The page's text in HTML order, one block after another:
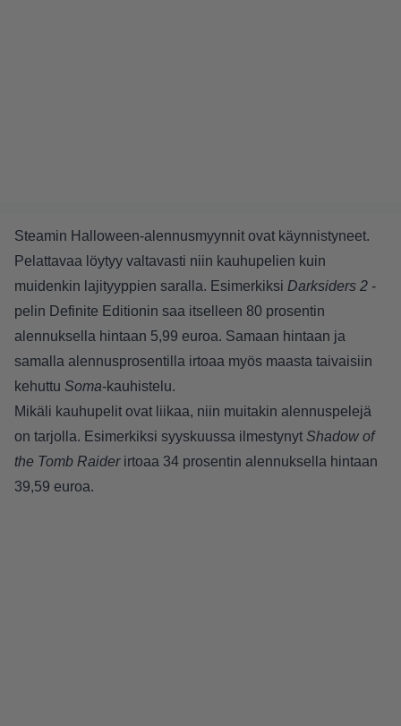
Steamin Halloween-alennusmyynnit ovat käynnistyneet.
Pelattavaa löytyy valtavasti niin kauhupelien kuin
muidenkin lajityyppien saralla. Esimerkiksi Darksiders 2 -
pelin Definite Editionin saa itselleen 80 prosentin
alennuksella hintaan 5,99 euroa. Samaan hintaan ja
samalla alennusprosentilla irtoaa myös maasta taivaisiin
kehuttu Soma-kauhistelu.
Mikäli kauhupelit ovat liikaa, niin muitakin alennuspelejä
on tarjolla. Esimerkiksi syyskuussa ilmestynyt Shadow of
the Tomb Raiderirtoaa 34 prosentin alennuksella hintaan
39,59 euroa.